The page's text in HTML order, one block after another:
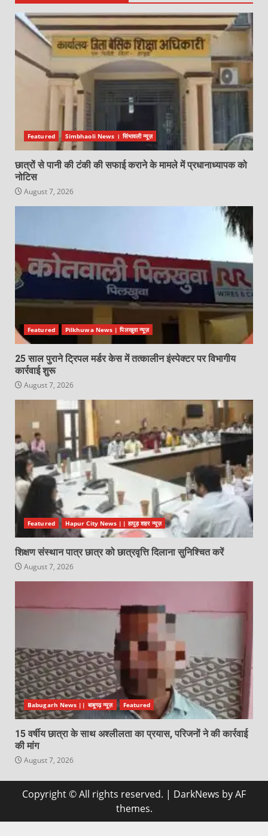
Featured Simbhaoli News । सिंभावली न्यूज़
छात्रों से पानी की टंकी की सफाई कराने के मामले में प्रधानाध्यापक को
नोटिस
August 7, 2026
Featured Pilkhuwa News | पिलखुवा न्यूज़
25 साल पुराने ट्रिपल मर्डर केस में तत्कालीन इंस्पेक्टर पर विभागीय
कार्रवाई शुरू
August 7, 2026
Featured Hapur City News || हापुड़ शहर न्यूज़
शिक्षण संस्थान पात्र छात्र को छात्रवृत्ति दिलाना सुनिश्चित करें
August 7, 2026
Babugarh News || बाबूगढ़ न्यूज़ Featured
15 वर्षीय छात्रा के साथ अश्लीलता का प्रयास, परिजनों ने की कार्रवाई
की मांग
August 7, 2026
Copyright © All rights reserved. | DarkNews by AF
themes.